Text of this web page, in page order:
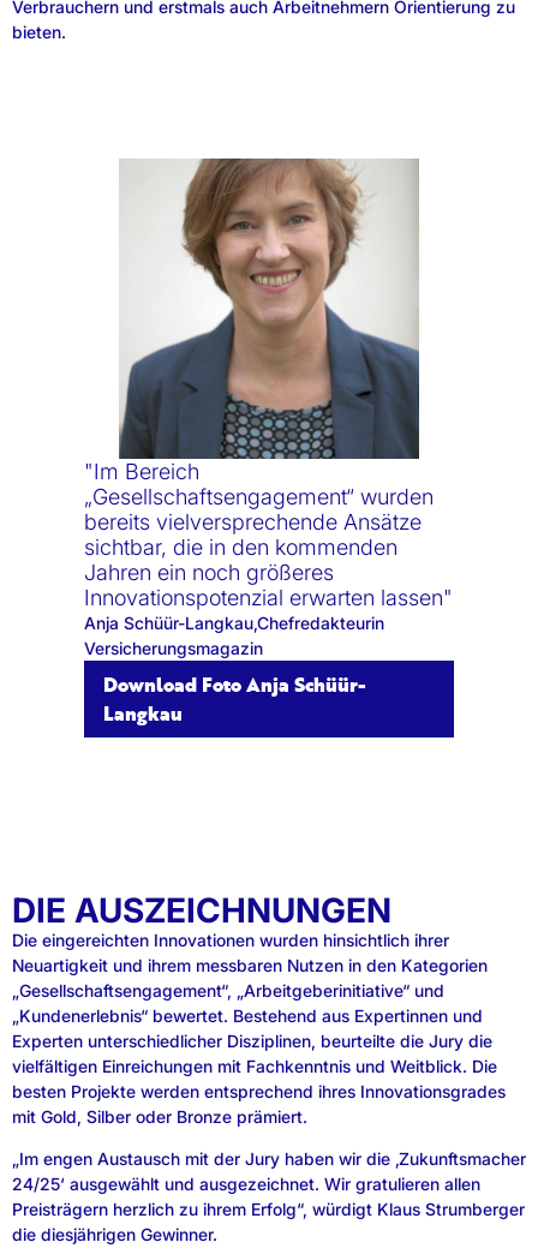
Verbrauchern und erstmals auch Arbeitnehmern Orientierung zu
bieten.
"Im Bereich
„Gesellschaftsengagement“ wurden
bereits vielversprechende Ansätze
sichtbar, die in den kommenden
Jahren ein noch größeres
Innovationspotenzial erwarten lassen"
Anja Schüür-Langkau,Chefredakteurin
Versicherungsmagazin
Download Foto Anja Schüür-
Langkau
DIE AUSZEICHNUNGEN
Die eingereichten Innovationen wurden hinsichtlich ihrer
Neuartigkeit und ihrem messbaren Nutzen in den Kategorien
„Gesellschaftsengagement“, „Arbeitgeberinitiative“ und
„Kundenerlebnis“ bewertet. Bestehend aus Expertinnen und
Experten unterschiedlicher Disziplinen, beurteilte die Jury die
vielfältigen Einreichungen mit Fachkenntnis und Weitblick. Die
besten Projekte werden entsprechend ihres Innovationsgrades
mit Gold, Silber oder Bronze prämiert.
„Im engen Austausch mit der Jury haben wir die ‚Zukunftsmacher
24/25‘ ausgewählt und ausgezeichnet. Wir gratulieren allen
Preisträgern herzlich zu ihrem Erfolg“, würdigt Klaus Strumberger
die diesjährigen Gewinner.